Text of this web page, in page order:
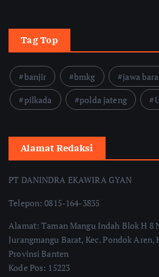
Tag Top
banjir bmkg jawa
pilkada
polda jateng
Alamat Redaksi
PT DANINDRA EKAWIRA GYAN
Telepon: 0815-164-3835
Alamat: Taman Mangu Indah Blok H 8
Jurangmangu Barat, Kec. Pondok Aren,
Provinsi Banten
Kode Pos: 15223